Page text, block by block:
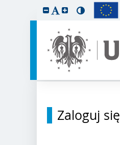
Zaloguj się